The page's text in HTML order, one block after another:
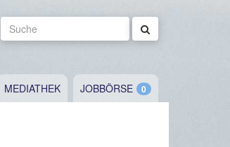
Suche
MEDIATHEK JOBBÖRSE